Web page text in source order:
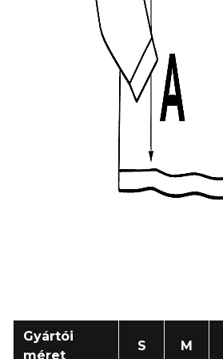
Gyártói
méret
S M